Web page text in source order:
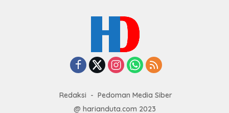
Redaksi
Pedoman Media Siber
@ harianduta.com 2023